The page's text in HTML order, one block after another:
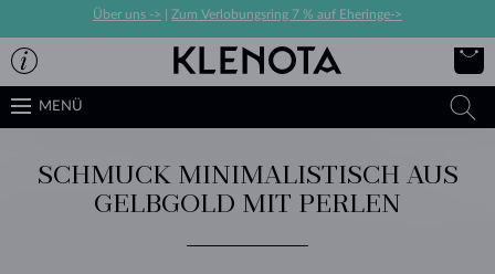
Über uns -> Zum Verlobungsring 7 % auf Eheringe->
MENÜ
SCHMUCK MINIMALISTISCH AUS
GELBGOLD MIT PERLEN